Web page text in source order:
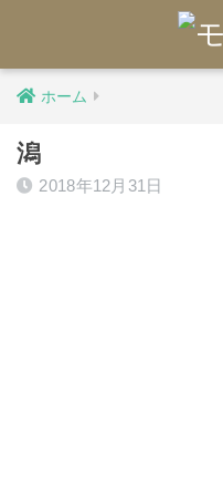
ホーム
潟
2018年12月31日